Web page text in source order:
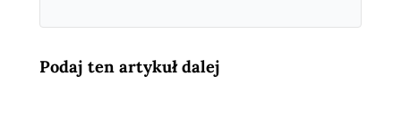
Podaj ten artykuł dalej